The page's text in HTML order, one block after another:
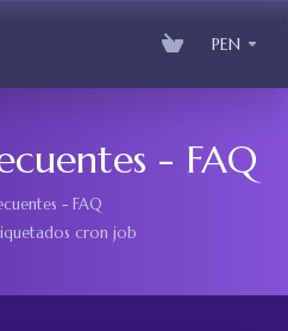
PEN
- FAQ
- FAQ
cron job